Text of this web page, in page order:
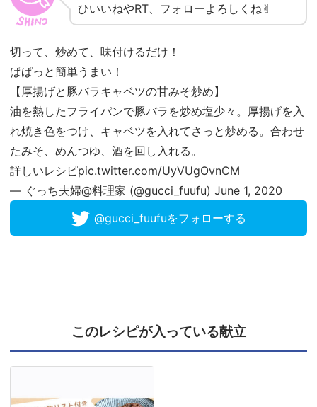
ひいいねやRT、フォローよろしくね✌︎
切って、炒めて、味付けるだけ！
ぱぱっと簡単うまい！
【厚揚げと豚バラキャベツの甘みそ炒め】
油を熱したフライパンで豚バラを炒め塩少々。厚揚げを入
れ焼き色をつけ、キャベツを入れてさっと炒める。合わせ
たみそ、めんつゆ、酒を回し入れる。
詳しいレシピpic.twitter.com/UyVUgOvnCM
— ぐっち夫婦@料理家 (@gucci_fuufu) June 1, 2020
@gucci_fuufuをフォローする
このレシピが入っている献立